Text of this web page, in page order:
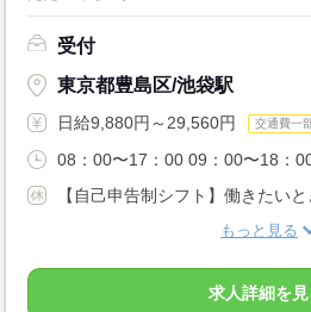
受付
東京都豊島区/池袋駅
日給9,880円～29,560円 交通費一
08：00〜17：00 09：00〜18：
【自己申告制シフト】働きたい
もっと見る
求人詳細を見